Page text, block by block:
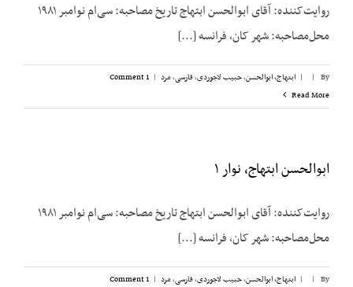
روایت‌کننده: آقای ابوالحسن ابتهاج تاریخ مصاحبه: سی‌ام نوامبر ۱۹۸۱
محل‌مصاحبه: شهر کان، فرانسه [...]
By
|
| ابتهاج، ابوالحسن,حبیب لاجوردی,فارسی,مرد |
1 Comment
Read More
ابوالحسن ابتهاج، نوار ۱
روایت‌کننده: آقای ابوالحسن ابتهاج تاریخ مصاحبه: سی‌ام نوامبر ۱۹۸۱
محل‌مصاحبه: شهر کان، فرانسه [...]
By
|
| ابتهاج، ابوالحسن,حبیب لاجوردی,فارسی,مرد |
1 Comment